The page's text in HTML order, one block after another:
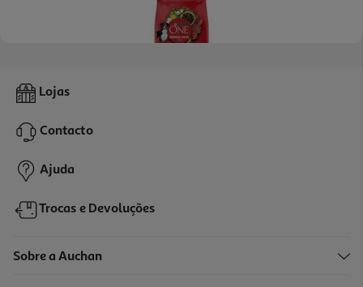
Ração Para Cão Purina One Adulto Com Vaca 2.5kg
15,49 €
Lojas
Contacto
Ajuda
Trocas e Devoluções
Sobre a Auchan